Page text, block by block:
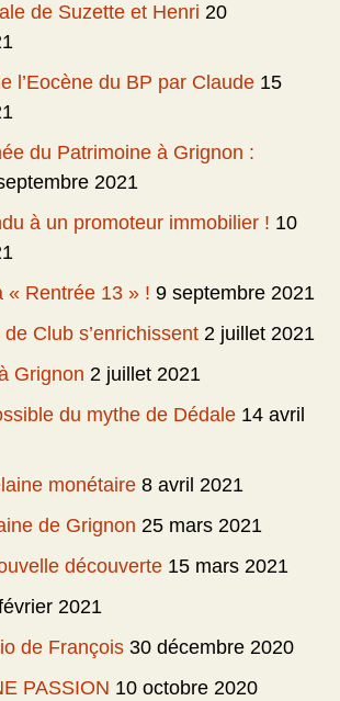
de Suzette et Henri 20
l’Eocène du BP par Claude 15
du Patrimoine à Grignon :
2021
à un promoteur immobilier ! 10
« Rentrée 13 » ! 9 septembre 2021
Club s’enrichissent 2 juillet 2021
Grignon 2 juillet 2021
du mythe de Dédale 14 avril
monétaire 8 avril 2021
de Grignon 25 mars 2021
découverte 15 mars 2021
2021
de François 30 décembre 2020
PASSION 10 octobre 2020